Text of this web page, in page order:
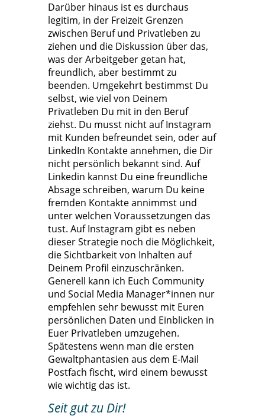
Darüber hinaus ist es durchaus
legitim, in der Freizeit Grenzen
zwischen Beruf und Privatleben zu
ziehen und die Diskussion über das,
was der Arbeitgeber getan hat,
freundlich, aber bestimmt zu
beenden. Umgekehrt bestimmst Du
selbst, wie viel von Deinem
Privatleben Du mit in den Beruf
ziehst. Du musst nicht auf Instagram
mit Kunden befreundet sein, oder auf
LinkedIn Kontakte annehmen, die Dir
nicht persönlich bekannt sind. Auf
Linkedin kannst Du eine freundliche
Absage schreiben, warum Du keine
fremden Kontakte annimmst und
unter welchen Voraussetzungen das
tust. Auf Instagram gibt es neben
dieser Strategie noch die Möglichkeit,
die Sichtbarkeit von Inhalten auf
Deinem Profil einzuschränken.
Generell kann ich Euch Community
und Social Media Manager*innen nur
empfehlen sehr bewusst mit Euren
persönlichen Daten und Einblicken in
Euer Privatleben umzugehen.
Spätestens wenn man die ersten
Gewaltphantasien aus dem E-Mail
Postfach fischt, wird einem bewusst
wie wichtig das ist.
Seit gut zu Dir!